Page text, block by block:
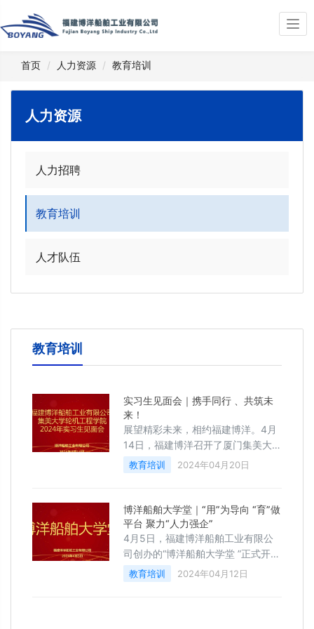
首页 人力资源 教育培训
人力资源
人力招聘
教育培训
人才队伍
教育培训
实习生见面会｜携手同行 、共筑未
来！
展望精彩未来，相约福建博洋。4月
14日，福建博洋召开了厦门集美大学
轮机工程学院2024年大学生实习见
面会，董事长李振恩携相关各部门负
位实习生的到来表示热烈地欢迎，每
一名实习生依次做了简短的自我介
绍，现场的气氛非常活跃、愉快。
教育培训 2024年04月20日
博洋船舶大学堂｜“用”为导向 “育”做
平台 聚力“人力强企”
4月5日，福建博洋船舶工业有限公
司创办的“博洋船舶大学堂 ”正式开课
了。“博洋船舶大学堂”秉承“相才、育
才、护才、用才”人才理念，致力于
教育培训 2024年04月12日